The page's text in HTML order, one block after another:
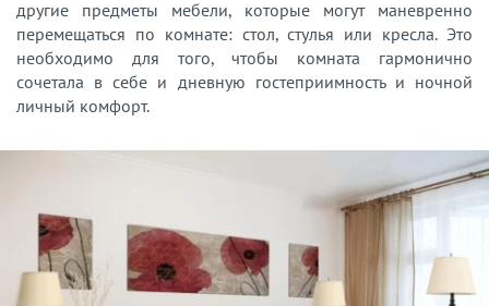
другие предметы мебели, которые могут маневренно
перемещаться по комнате: стол, стулья или кресла. Это
необходимо для того, чтобы комната гармонично
сочетала в себе и дневную гостеприимность и ночной
личный комфорт.